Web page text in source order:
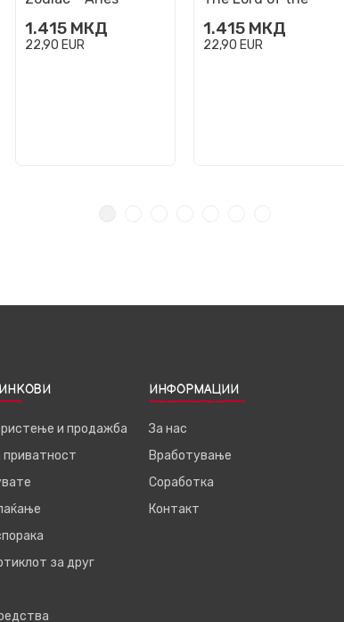
1.415 МКД
22,90 EUR
1.415 МКД
22,90 EUR
и продажба
приватност
за друг
ИНФОРМАЦИИ
За нас
Вработување
Соработка
Контакт